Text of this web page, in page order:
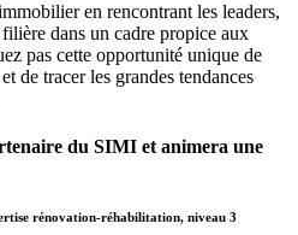
en rencontrant les leaders,
dans un cadre propice aux
pas cette opportunité unique de
de tracer les grandes tendances
du SIMI et animera une
rénovation-réhabilitation, niveau 3